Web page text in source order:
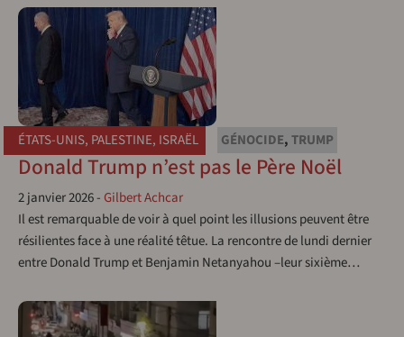
ÉTATS-UNIS, PALESTINE, ISRAËL GÉNOCIDE,TRUMP
Donald Trump n’est pas le Père Noël
2 janvier 2026- Gilbert Achcar
Il est remarquable de voir à quel point les illusions peuvent être
résilientes face à une réalité têtue. La rencontre de lundi dernier
entre Donald Trump et Benjamin Netanyahou –leur sixième…